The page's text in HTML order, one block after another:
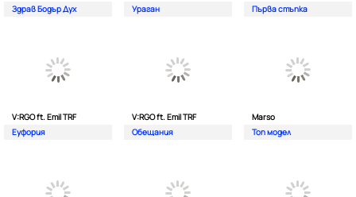
Здрав Бодър Дух
Ураган
Първа стъпка
V:RGO ft. Emil TRF
Еуфория
V:RGO ft. Emil TRF
Обещания
Marso
Топ модел